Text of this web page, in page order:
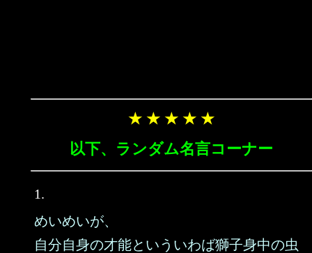
★ ★ ★ ★ ★
以下、ランダム名言コーナー
1.
めいめいが、
自分自身の才能といういわば獅子身中の虫